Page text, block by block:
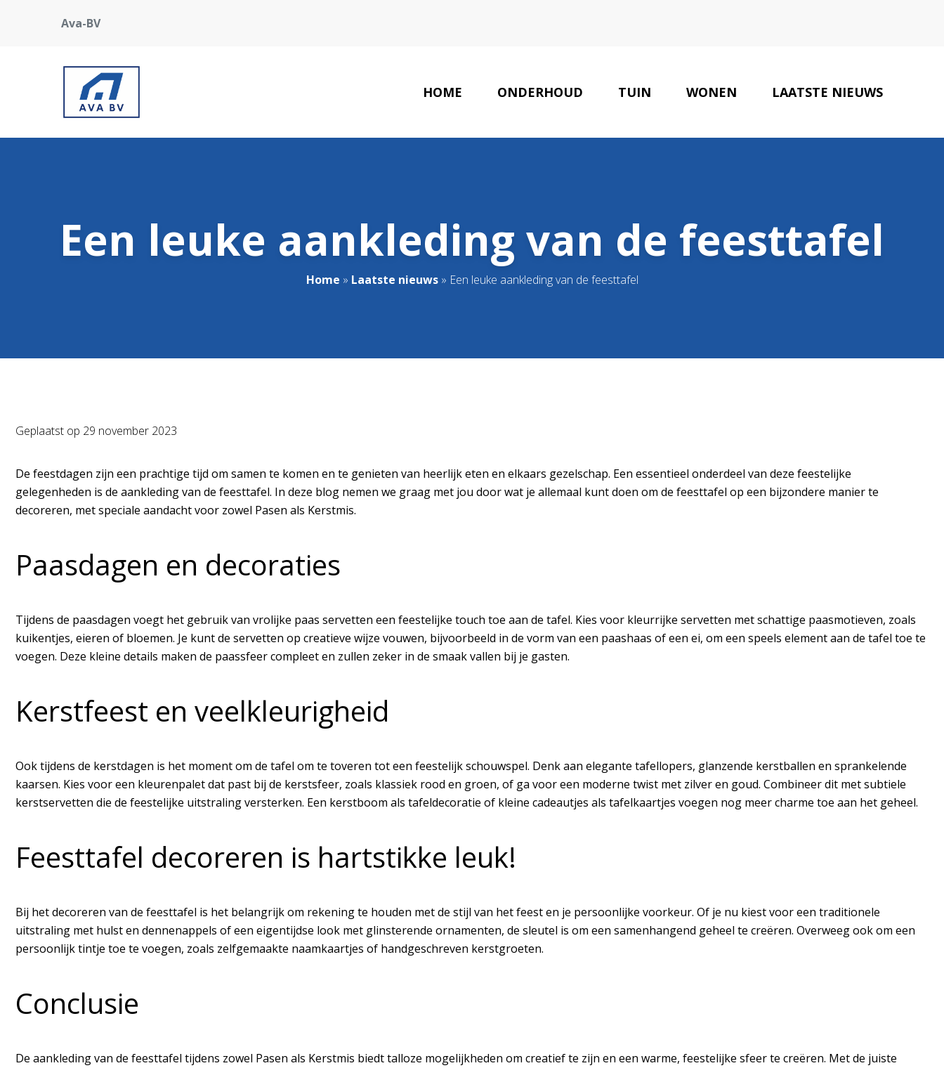
Ava-BV
HOME ONDERHOUD TUIN WONEN LAATSTE NIEUWS
Een leuke aankleding van de feesttafel
Home » Laatste nieuws» Een leuke aankleding van de feesttafel
Geplaatst op 29 november 2023
De feestdagen zijn een prachtige tijd om samen te komen en te genieten van heerlijk eten en elkaars gezelschap. Een essentieel onderdeel van deze feestelijke
gelegenheden is de aankleding van de feesttafel. In deze blog nemen we graag met jou door wat je allemaal kunt doen om de feesttafel op een bijzondere manier te
decoreren, met speciale aandacht voor zowel Pasen als Kerstmis.
Paasdagen en decoraties
Tijdens de paasdagen voegt het gebruik van vrolijke paas servetten een feestelijke touch toe aan de tafel. Kies voor kleurrijke servetten met schattige paasmotieven, zoals
kuikentjes, eieren of bloemen. Je kunt de servetten op creatieve wijze vouwen, bijvoorbeeld in de vorm van een paashaas of een ei, om een speels element aan de tafel toe te
voegen. Deze kleine details maken de paassfeer compleet en zullen zeker in de smaak vallen bij je gasten.
Kerstfeest en veelkleurigheid
Ook tijdens de kerstdagen is het moment om de tafel om te toveren tot een feestelijk schouwspel. Denk aan elegante tafellopers, glanzende kerstballen en sprankelende
kaarsen. Kies voor een kleurenpalet dat past bij de kerstsfeer, zoals klassiek rood en groen, of ga voor een moderne twist met zilver en goud. Combineer dit met subtiele
kerstservetten die de feestelijke uitstraling versterken. Een kerstboom als tafeldecoratie of kleine cadeautjes als tafelkaartjes voegen nog meer charme toe aan het geheel.
Feesttafel decoreren is hartstikke leuk!
Bij het decoreren van de feesttafel is het belangrijk om rekening te houden met de stijl van het feest en je persoonlijke voorkeur. Of je nu kiest voor een traditionele
uitstraling met hulst en dennenappels of een eigentijdse look met glinsterende ornamenten, de sleutel is om een samenhangend geheel te creëren. Overweeg ook om een
persoonlijk tintje toe te voegen, zoals zelfgemaakte naamkaartjes of handgeschreven kerstgroeten.
Conclusie
De aankleding van de feesttafel tijdens zowel Pasen als Kerstmis biedt talloze mogelijkheden om creatief te zijn en een warme, feestelijke sfeer te creëren. Met de juiste